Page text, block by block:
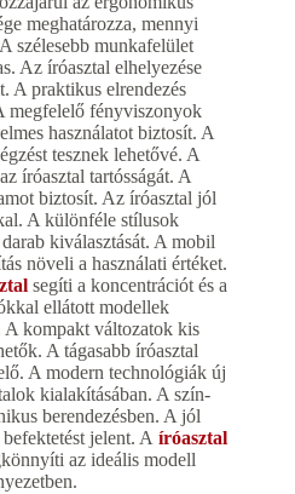
meghatározza, mennyi
szélesebb munkafelület
Az íróasztal elhelyezése
A praktikus elrendezés
megfelelő fényviszonyok
használatot biztosít. A
tesznek lehetővé. A
íróasztal tartósságát. A
biztosít. Az íróasztal jól
A különféle stílusok
kiválasztását. A mobil
növeli a használati értéket.
segíti a koncentrációt és a
ellátott modellek
A kompakt változatok kis
A tágasabb íróasztal
A modern technológiák új
kialakításában. A szín-
berendezésben. A jól
jelent. A íróasztal
az ideális modell